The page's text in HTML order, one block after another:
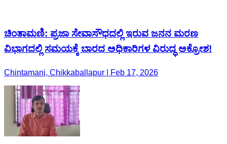
ಚಿಂತಾಮಣಿ: ಪ್ರಜಾ ಸೇವಾಸೌಧದಲ್ಲಿ ಇರುವ ಜನನ ಮರಣ
ವಿಭಾಗದಲ್ಲಿ ಸಮಯಕ್ಕೆ ಬಾರದ ಅಧಿಕಾರಿಗಳ ವಿರುದ್ಧ ಅಕ್ರೋಶ!
Chintamani, Chikkaballapur | Feb 17, 2026